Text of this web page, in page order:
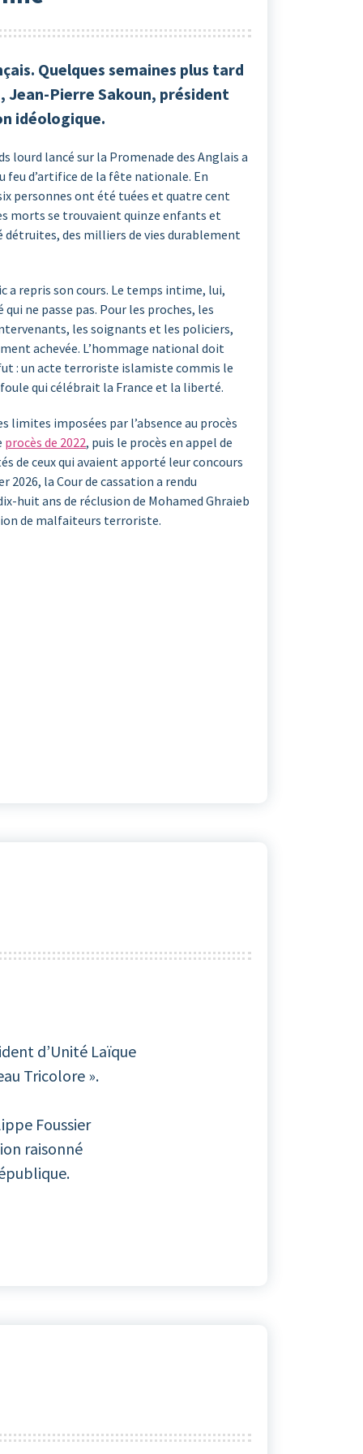
Quelques semaines plus tard
Jean-Pierre Sakoun, président
idéologique.
lourd lancé sur la Promenade des Anglais a
feu d’artifice de la fête nationale. En
personnes ont été tuées et quatre cent
morts se trouvaient quinze enfants et
des milliers de vies durablement
a repris son cours. Le temps intime, lui,
ne passe pas. Pour les proches, les
les soignants et les policiers,
achevée. L’hommage national doit
: un acte terroriste islamiste commis le
qui célébrait la France et la liberté.
limites imposées par l’absence au procès
procès de 2022, puis le procès en appel de
de ceux qui avaient apporté leur concours
2026, la Cour de cassation a rendu
huit ans de réclusion de Mohamed Ghraieb
de malfaiteurs terroriste.
d’Unité Laïque
Tricolore ».
Foussier
raisonné